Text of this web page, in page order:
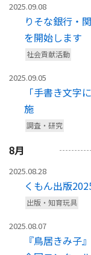
2025.09.08
りそな銀行・
を開始します
社会貢献活動
2025.09.05
「手書き文字
施
調査・研究
8月
2025.08.28
くもん出版
出版・知育玩具
2025.08.07
『鳥居きみ子